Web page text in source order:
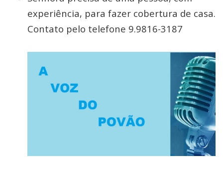
experiência, para fazer cobertura de casa.
Contato pelo telefone 9.9816-3187